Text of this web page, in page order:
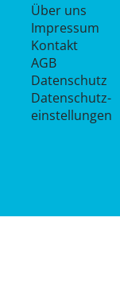
Über uns
Impressum
Kontakt
AGB
Datenschutz
Datenschutz­
einstellungen